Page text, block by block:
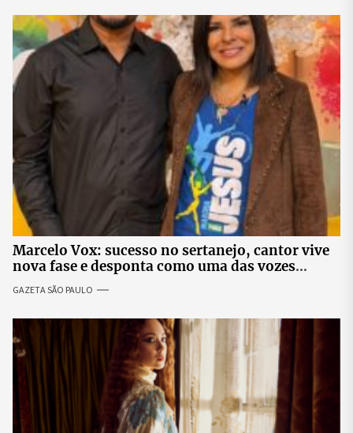
Marcelo Vox: sucesso no sertanejo, cantor vive
nova fase e desponta como uma das vozes
promissoras da música gospel
GAZETA SÃO PAULO